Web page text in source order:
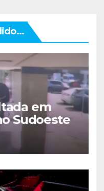
em
Sudoeste